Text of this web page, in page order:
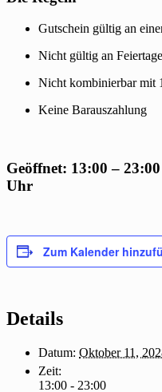
Gutschein gültig an
Nicht gültig an
Nicht kombinierbar mit
Keine Barauszahlung
Geöffnet: 13:00 –
Uhr
Zum Kalender
Details
Datum: Oktober 11,
Zeit:
13:00 - 23:00